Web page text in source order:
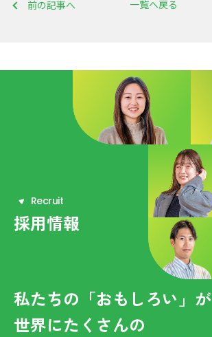
前の記事へ 一覧へ戻る
Recruit
採用情報
私たちの「おもしろい」が
世界にたくさんの